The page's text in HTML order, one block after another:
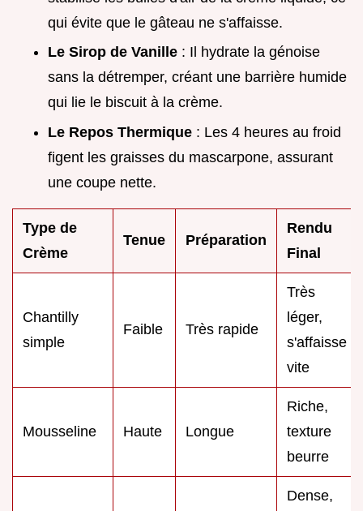
qui évite que le gâteau ne s'affaisse.
Le Sirop de Vanille : Il hydrate la génoise
sans la détremper, créant une barrière humide
qui lie le biscuit à la crème.
Le Repos Thermique : Les 4 heures au froid
figent les graisses du mascarpone, assurant
une coupe nette.
Type de
Crème
Tenue Préparation
Rendu
Final
Chantilly
simple
Faible Très rapide
Très
léger,
s'affaisse
vite
Mousseline Haute Longue
Riche,
texture
beurre
Dense,